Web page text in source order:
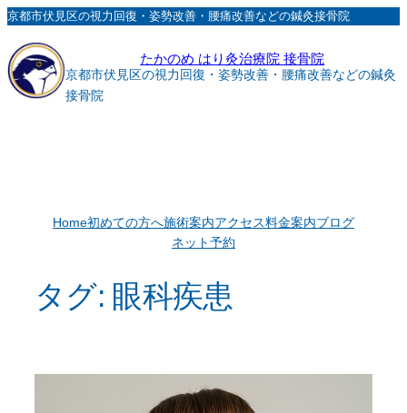
内
を
ス
キ
京都市伏見区の視力回復・姿勢改善・腰痛改善などの鍼灸接骨院
たかのめ はり灸治療院 接骨院
京都市伏見区の視力回復・姿勢改善・腰痛改善などの鍼灸
接骨院
Home初めての方へ施術案内アクセス料金案内ブログ
ネット予約
タグ: 眼科疾患